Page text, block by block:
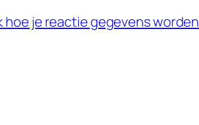
hoe je reactie gegevens